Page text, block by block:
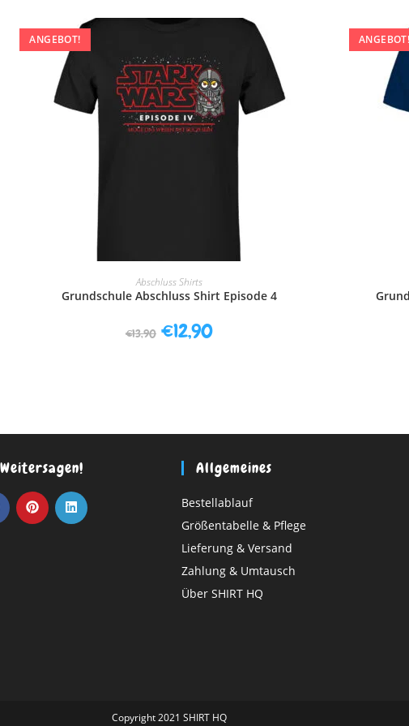
ANGEBOT!
AUSFÜHRUNG WÄHLEN
Abschluss Shirts
Grundschule Abschluss Shirt Episode 4
€13,90 €12,90
ANGEBOT!
Allgemeines
Bestellablauf
Größentabelle & Pflege
Lieferung & Versand
Zahlung & Umtausch
Über SHIRT HQ
Copyright 2021 SHIRT HQ